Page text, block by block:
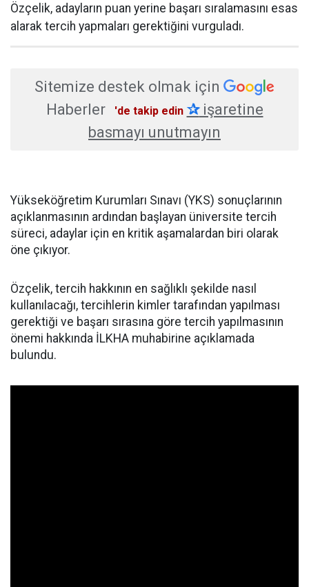
Özçelik, adayların puan yerine başarı sıralamasını esas
alarak tercih yapmaları gerektiğini vurguladı.
Sitemize destek olmak için
Haberler
'de takip edin ✰işaretine
basmayı unutmayın
Yükseköğretim Kurumları Sınavı (YKS) sonuçlarının
açıklanmasının ardından başlayan üniversite tercih
süreci, adaylar için en kritik aşamalardan biri olarak
öne çıkıyor.
Özçelik, tercih hakkının en sağlıklı şekilde nasıl
kullanılacağı, tercihlerin kimler tarafından yapılması
gerektiği ve başarı sırasına göre tercih yapılmasının
önemi hakkında İLKHA muhabirine açıklamada
bulundu.